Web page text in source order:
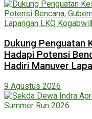
Dukung Penguatan
Hadapi Potensi
Hadiri Manuver
9 Agustus 2026